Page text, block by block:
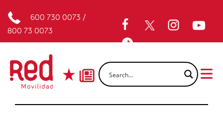
600 730 0073 /
800 73 0073